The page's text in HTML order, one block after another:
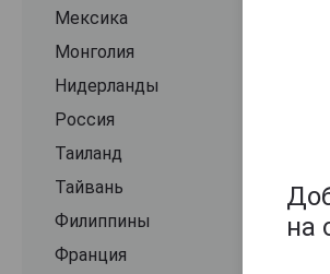
Мексика
Монголия
Нидерланды
Россия
Таиланд
Тайвань
Филиппины
Франция
на